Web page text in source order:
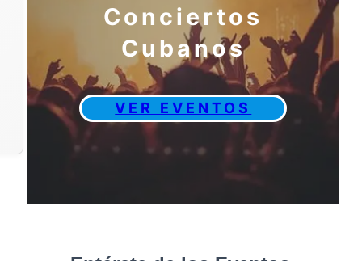
Conciertos
Cubanos
VER EVENTOS